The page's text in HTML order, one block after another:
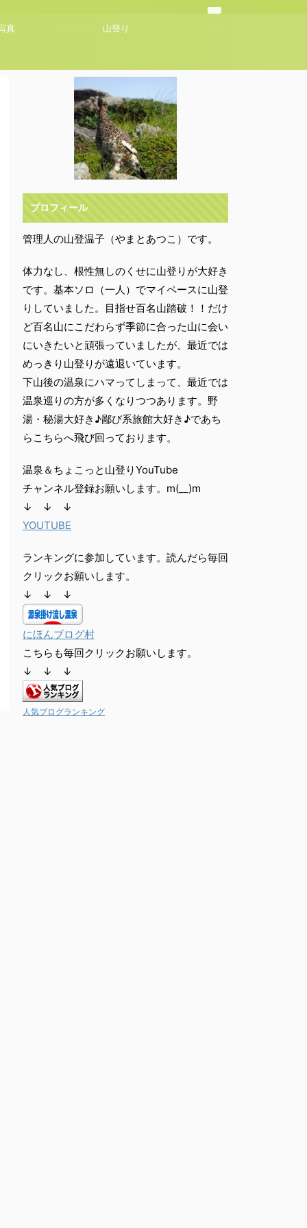
真 山登り
プロフィール
管理人の山登温子（やまとあつこ）です。
体力なし、根性無しのくせに山登りが大好き
です。基本ソロ（一人）でマイペースに山登
りしていました。目指せ百名山踏破！！だけ
ど百名山にこだわらず季節に合った山に会い
にいきたいと頑張っていましたが、最近では
めっきり山登りが遠退いています。
下山後の温泉にハマってしまって、最近では
温泉巡りの方が多くなりつつあります。野
湯・秘湯大好き♪鄙び系旅館大好き♪であち
らこちらへ飛び回っております。
温泉＆ちょこっと山登りYouTube
チャンネル登録お願いします。m(__)m
↓ ↓ ↓
YOUTUBE
ランキングに参加しています。読んだら毎回
クリックお願いします。
↓ ↓ ↓
にほんブログ村
こちらも毎回クリックお願いします。
↓ ↓ ↓
人気ブログランキング